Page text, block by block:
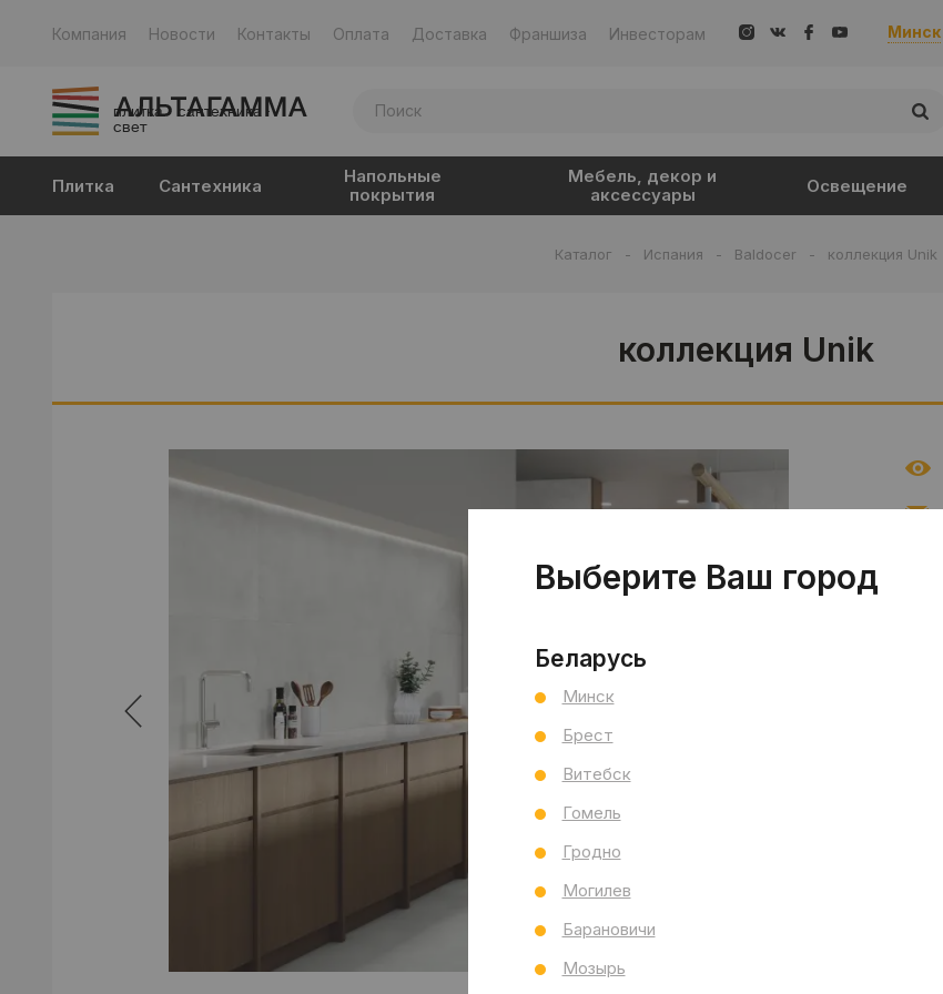
Компания Новости Контакты Оплата Доставка Франшиза Инвесторам Минск
плитка · сантехника ·
свет
Плитка Сантехника
Напольные
покрытия
Мебель, декор и
аксессуары
Освещение
Каталог - Испания - Baldocer - коллекция Unik
коллекция Unik
Выберите Ваш город
Беларусь
Минск
Брест
Витебск
Гомель
Гродно
Могилев
Барановичи
Мозырь